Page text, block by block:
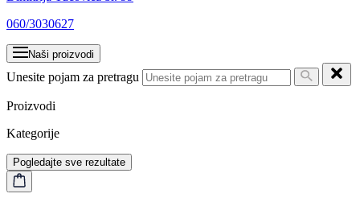
060/3030627
Naši proizvodi
Unesite pojam za pretragu
Proizvodi
Kategorije
Pogledajte sve rezultate